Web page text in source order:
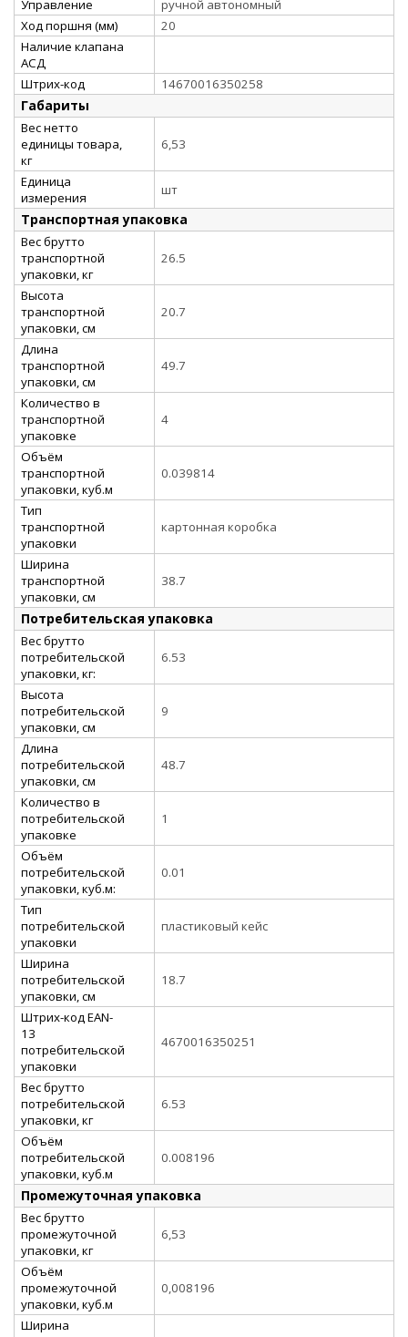
Управление
ручной автономный
Ход поршня (мм)
20
Наличие клапана
АСД
Штрих-код
14670016350258
Габариты
Вес нетто
единицы товара,
кг
6,53
Единица
измерения
шт
Транспортная упаковка
Вес брутто
транспортной
упаковки, кг
26.5
Высота
транспортной
упаковки, см
20.7
Длина
транспортной
упаковки, см
49.7
Количество в
транспортной
упаковке
4
Объём
транспортной
упаковки, куб.м
0.039814
Тип
транспортной
упаковки
картонная коробка
Ширина
транспортной
упаковки, см
38.7
Потребительская упаковка
Вес брутто
потребительской
упаковки, кг:
6.53
Высота
потребительской
упаковки, см
9
Длина
потребительской
упаковки, см
48.7
Количество в
потребительской
упаковке
1
Объём
потребительской
упаковки, куб.м:
0.01
Тип
потребительской
упаковки
пластиковый кейс
Ширина
потребительской
упаковки, см
18.7
Штрих-код EAN-
13
потребительской
упаковки
4670016350251
Вес брутто
потребительской
упаковки, кг
6.53
Объём
потребительской
упаковки, куб.м
0.008196
Промежуточная упаковка
Вес брутто
промежуточной
упаковки, кг
6,53
Объём
промежуточной
упаковки, куб.м
0,008196
Ширина